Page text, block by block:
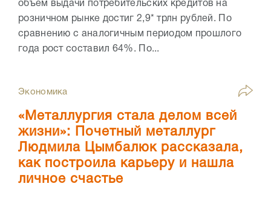
объем выдачи потребительских кредитов на
розничном рынке достиг 2,9* трлн рублей. По
сравнению с аналогичным периодом прошлого
года рост составил 64%. По...
Экономика
«Металлургия стала делом всей
жизни»: Почетный металлург
Людмила Цымбалюк рассказала,
как построила карьеру и нашла
личное счастье